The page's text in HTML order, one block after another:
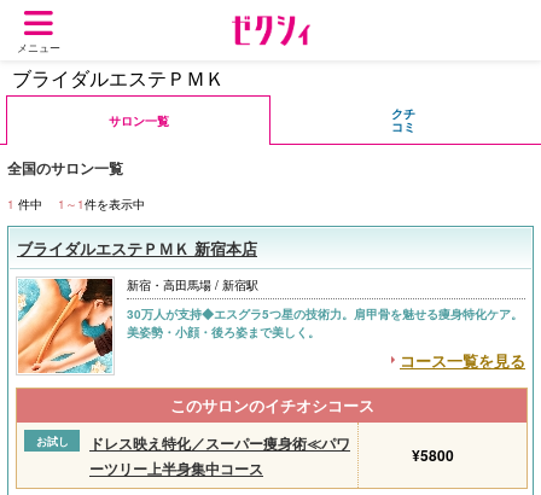
メニュー
ブライダルエステＰＭＫ
サロン一覧 クチ
コミ
全国のサロン一覧
1 件中 1～1件を表示中
ブライダルエステＰＭＫ 新宿本店
新宿・高田馬場 / 新宿駅
30万人が支持◆エスグラ5つ星の技術力。肩甲骨を魅せる痩身特化ケア。
美姿勢・小顔・後ろ姿まで美しく。
コース一覧を見る
このサロンのイチオシコース
お試し
ドレス映え特化／スーパー痩身術≪パワ
ーツリー上半身集中コース
¥5800